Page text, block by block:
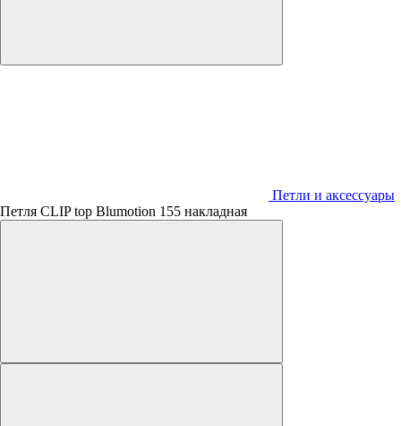
Петли и аксессуары
Петля CLIP top Blumotion 155 накладная